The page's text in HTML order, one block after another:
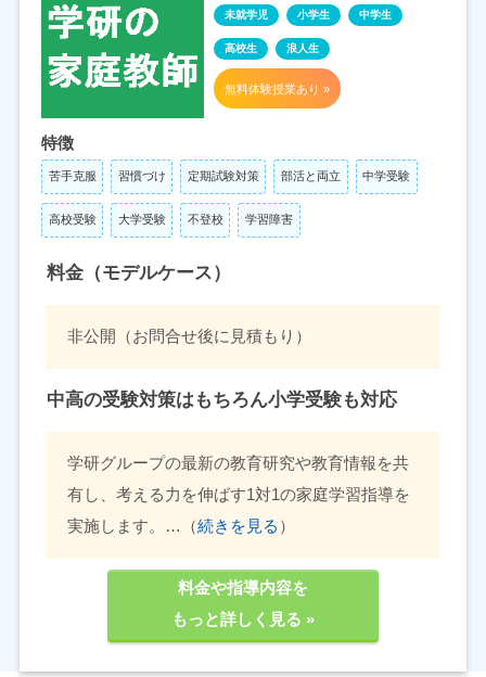
未就学児 小学生 中学生
高校生 浪人生
無料体験授業あり »
特徴
苦手克服 習慣づけ 定期試験対策 部活と両立 中学受験
高校受験 大学受験 不登校 学習障害
料金（モデルケース）
非公開（お問合せ後に見積もり）
中高の受験対策はもちろん小学受験も対応
学研グループの最新の教育研究や教育情報を共
有し、考える力を伸ばす1対1の家庭学習指導を
実施します。…（続きを見る ）
料金や指導内容を
もっと詳しく見る »